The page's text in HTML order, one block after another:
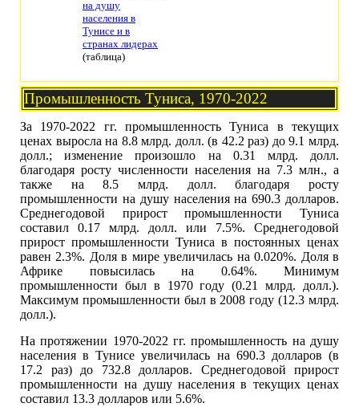
на душу
населения в
Тунисе и в
странах лидерах
(таблица)
Промышленность Туниса, 1970-2022
За 1970-2022 гг. промышленность Туниса в текущих
ценах выросла на 8.8 млрд. долл. (в 42.2 раз) до 9.1 млрд.
долл.; изменение произошло на 0.31 млрд. долл.
благодаря росту численности населения на 7.3 млн., а
также на 8.5 млрд. долл. благодаря росту
промышленности на душу населения на 690.3 долларов.
Среднегодовой прирост промышленности Туниса
составил 0.17 млрд. долл. или 7.5%. Среднегодовой
прирост промышленности Туниса в постоянных ценах
равен 2.3%. Доля в мире увеличилась на 0.020%. Доля в
Африке повысилась на 0.64%. Минимум
промышленности был в 1970 году (0.21 млрд. долл.).
Максимум промышленности был в 2008 году (12.3 млрд.
долл.).
На протяжении 1970-2022 гг. промышленность на душу
населения в Тунисе увеличилась на 690.3 долларов (в
17.2 раз) до 732.8 долларов. Среднегодовой прирост
промышленности на душу населения в текущих ценах
составил 13.3 долларов или 5.6%.